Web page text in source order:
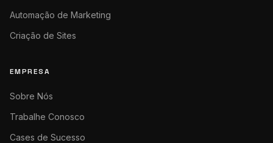
Automação de Marketing
Criação de Sites
EMPRESA
Sobre Nós
Trabalhe Conosco
Cases de Sucesso